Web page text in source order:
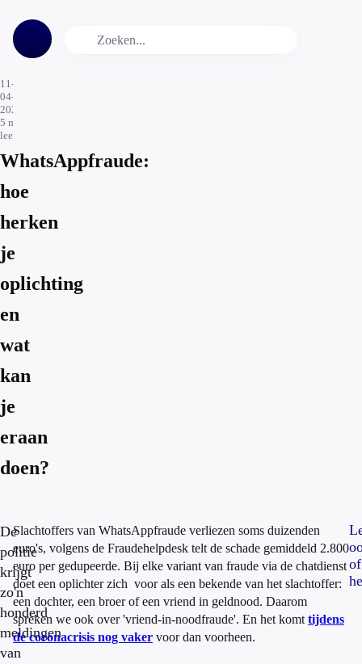
11-
04-
2021
5 min.
leestijd
WhatsAppfraude:
hoe
herken
je
oplichting
en
wat
kan
je
eraan
doen?
De
politie
krijgt
zo'n
honderd
meldingen
van
Slachtoffers van WhatsAppfraude verliezen soms duizenden
euro's, volgens de Fraudehelpdesk telt de schade gemiddeld 2.800
euro per gedupeerde. Bij elke variant van fraude via de chatdienst
doet een oplichter zich voor als een bekende van het slachtoffer:
een dochter, een broer of een vriend in geldnood. Daarom
spreken we ook over 'vriend-in-noodfraude'. En het komt tijdens
de coronacrisis nog vaker voor dan voorheen.
of